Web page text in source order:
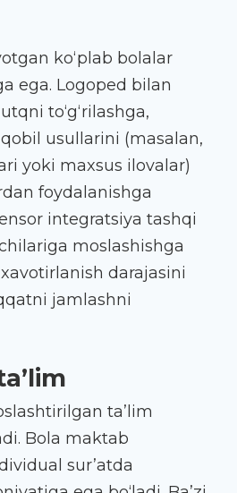
ko‘plab bolalar
ega. Logoped bilan
to‘g‘rilashga,
usullarini (masalan,
yoki maxsus ilovalar)
foydalanishga
integratsiya tashqi
moslashishga
darajasini
jamlashni
ta’lim
Bola maktab
sur’atda